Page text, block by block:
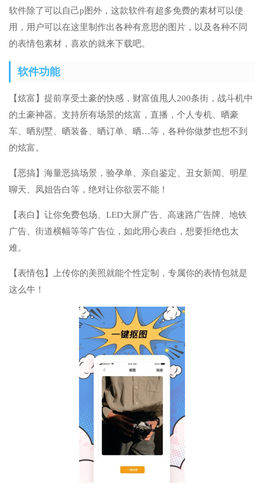
软件除了可以自己p图外，这款软件有超多免费的素材可以使
用，用户可以在这里制作出各种有意思的图片，以及各种不同
的表情包素材，喜欢的就来下载吧。
软件功能
【炫富】提前享受土豪的快感，财富值甩人200条街，战斗机中
的土豪神器。支持所有场景的炫富，直播，个人专机、晒豪
车、晒别墅、晒装备、晒订单、晒…等，各种你做梦也想不到
的炫富。
【恶搞】海量恶搞场景，验孕单、亲自鉴定、丑女新闻、明星
聊天、凤姐告白等，绝对让你欲罢不能！
【表白】让你免费包场、LED大屏广告、高速路广告牌、地铁
广告、街道横幅等等广告位，如此用心表白，想要拒绝也太
难。
【表情包】上传你的美照就能个性定制，专属你的表情包就是
这么牛！